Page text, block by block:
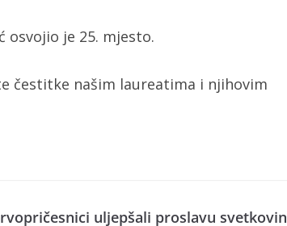
osvojio je 25. mjesto.
čestitke našim laureatima i njihovim
uljepšali proslavu svetkovin